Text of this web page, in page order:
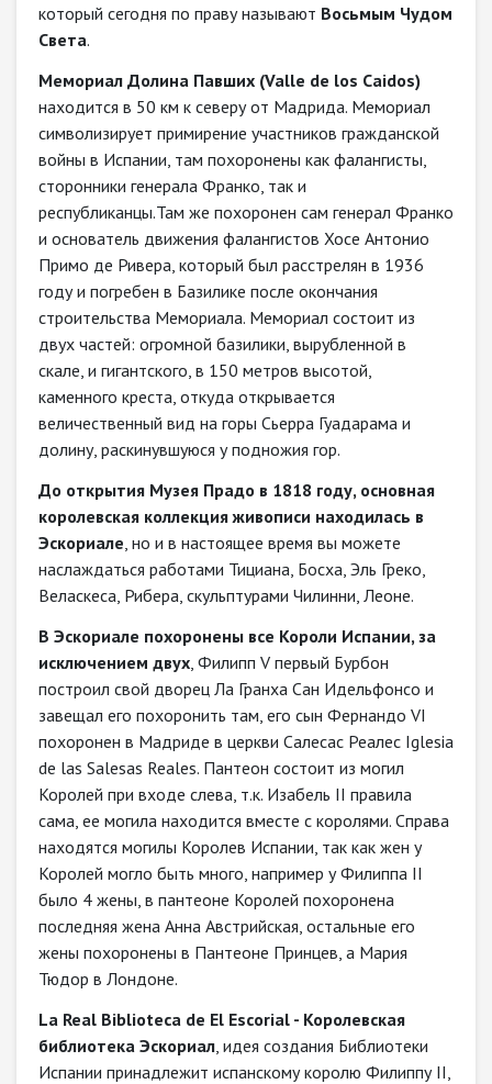
который сегодня по праву называют Восьмым Чудом
Света.
Мемориал Долина Павших (Valle de los Caidos)
находится в 50 км к северу от Мадрида. Мемориал
символизирует примирение участников гражданской
войны в Испании, там похоронены как фалангисты,
сторонники генерала Франко, так и
республиканцы.Там же похоронен сам генерал Франко
и основатель движения фалангистов Хосе Антонио
Примо де Ривера, который был расстрелян в 1936
году и погребен в Базилике после окончания
строительства Мемориала. Мемориал состоит из
двух частей: огромной базилики, вырубленной в
скале, и гигантского, в 150 метров высотой,
каменного креста, откуда открывается
величественный вид на горы Сьерра Гуадарама и
долину, раскинувшуюся у подножия гор.
До открытия Музея Прадо в 1818 году, основная
королевская коллекция живописи находилась в
Эскориале , но и в настоящее время вы можете
наслаждаться работами Тициана, Босха, Эль Греко,
Веласкеса, Рибера, скульптурами Чилинни, Леоне.
В Эскориале похоронены все Короли Испании, за
исключением двух , Филипп V первый Бурбон
построил свой дворец Ла Гранха Сан Идельфонсо и
завещал его похоронить там, его сын Фернандо VI
похоронен в Мадриде в церкви Салесас Реалес Iglesia
de las Salesas Reales. Пантеон состоит из могил
Королей при входе слева, т.к. Изабель II правила
сама, ее могила находится вместе с королями. Справа
находятся могилы Королев Испании, так как жен у
Королей могло быть много, например у Филиппа II
было 4 жены, в пантеоне Королей похоронена
последняя жена Анна Австрийская, остальные его
жены похоронены в Пантеоне Принцев, а Мария
Тюдор в Лондоне.
La Real Biblioteca de El Escorial - Королевская
библиотека Эскориал , идея создания Библиотеки
Испании принадлежит испанскому королю Филиппу II,